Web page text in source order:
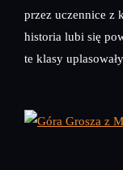
przez uczennice z
historia lubi się
te klasy